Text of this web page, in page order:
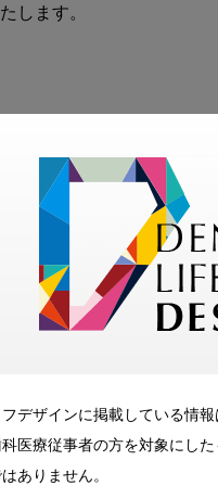
デザインに掲載している情
医療従事者の方を対象にし
ありません。
します。
も注目されるようにな
とした治療法が非常に有
した。当時、僕は保健
はしゃぐのとは違う落
ーを受講し、今までの
院でもVキッズをメイ
を見て確信している次